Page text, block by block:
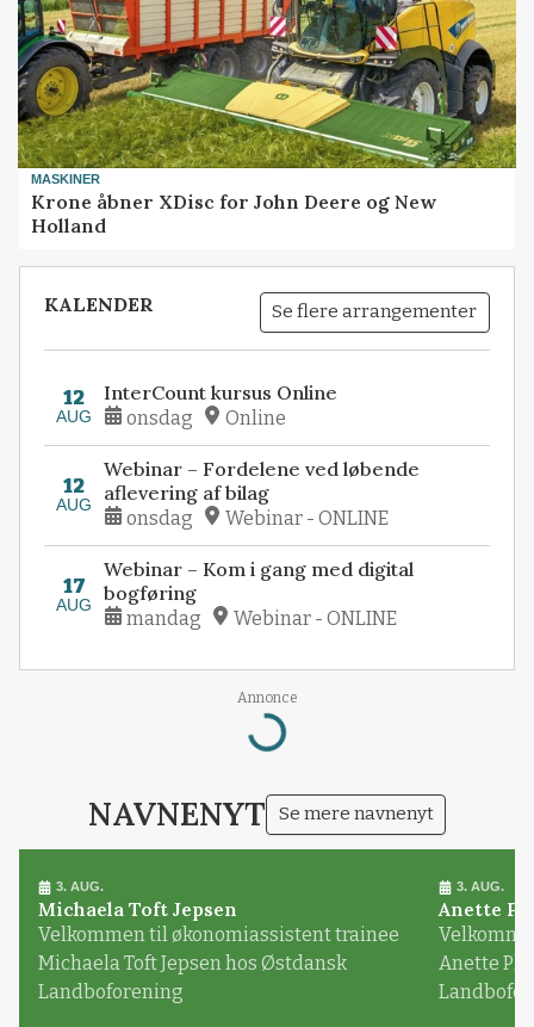
MASKINER
Krone åbner XDisc for John Deere og New
Holland
KALENDER Se flere arrangementer
12
AUG
InterCount kursus Online
onsdag Online
12
AUG
Webinar – Fordelene ved løbende
aflevering af bilag
onsdag Webinar - ONLINE
17
AUG
Webinar – Kom i gang med digital
bogføring
mandag Webinar - ONLINE
Annonce
Loading...
NAVNENYT Se mere navnenyt
3. AUG.
Michaela Toft Jepsen
Velkommen til økonomiassistent trainee
Michaela Toft Jepsen hos Østdansk
Landboforening
3. AUG.
Anette
Anette